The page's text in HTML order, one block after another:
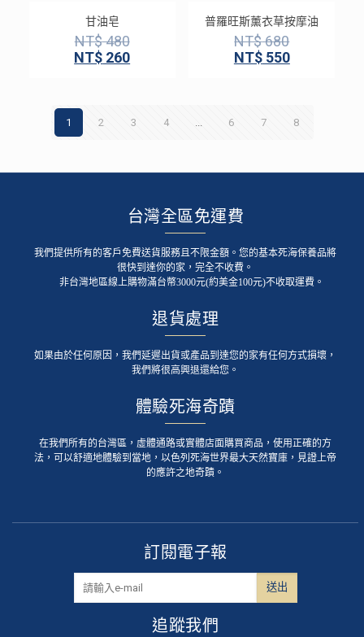
甘油皂
NT$480
NT$ 260
普羅旺斯薰衣草按摩油
NT$680
NT$550
1 2 3 4 ... 6 7 8
台灣全區免運費
我們提供所有的客戶免費送貨服務且不限金額。您的基本死海保養品將
很快到達你的家，完全不收費。
非台灣地區線上購物滿台幣3000元(約美金100元)不收取運費。
退貨處理
如果由於任何原因，我們延遲出貨或產品到達您的家有任何方式損壞，
我們將很高興退還給您。
體驗死海奇蹟
在我們所有的台灣區，虛體通路或實體店面購買商品，使用正確的方
法，可以舒適地體驗到當地，以色列死海世界最大天然寶庫，見證上帝
的應許之地奇蹟。
訂閱電子報
追蹤我們